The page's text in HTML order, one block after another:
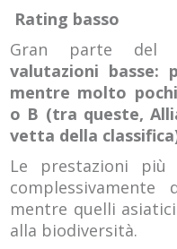
Rating basso
Gran parte del
valutazioni basse:
mentre molto
o B (tra queste,
vetta della
Le prestazioni
complessivamente
mentre quelli
alla biodiversità.